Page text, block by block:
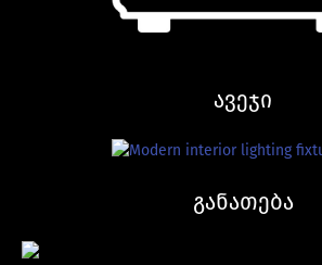
ავეჯი
განათება